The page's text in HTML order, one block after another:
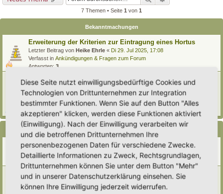
7 Themen • Seite 1 von 1
Bekanntmachungen
Erweiterung der Kriterien zur Eintragung eines Hortus
Letzter Beitrag von Heike Ehrle « Di 29. Jul 2025, 17:08
Verfasst in Ankündigungen & Fragen zum Forum
Antworten: 3
[Bitte lesen] Wie funktioniert die Eintragung Eurer
Gartenprojekte
Letzter Beitrag vonHortus anima l« So 15. Feb 2026, 18:08
Verfasst inEingetragener Hortus - Mein Hortus und ich!
Antworten: 1
Themen
Malven und ihre Tiere
Letzter Beitrag vonThea « Mi 17. Sep 2025, 20:13
Pflanzen für ein Schmetterlingsbeet oder den
Schmetterlingsgarten
Letzter Beitrag vontree12 «Do 4. Sep 2025, 20:28
Diese Seite nutzt einwilligungsbedürftige Cookies und
Technologien von Drittunternehmen zur Integration
bestimmter Funktionen. Wenn Sie auf den Button "Alles
akzeptieren" klicken, werden diese Funktionen aktiviert
(Einwilligung). Nach der Einwilligung verarbeiten wir
und die betroffenen Drittunternehmen Ihre
personenbezogenen Daten für verschiedene Zwecke.
Detaillierte Informationen zu Zweck, Rechtsgrundlagen,
Drittunternehmen können Sie unter dem Button "Mehr"
und in unserer Datenschutzerklärung einsehen. Sie
können Ihre Einwilligung jederzeit widerrufen.